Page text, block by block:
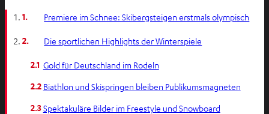
1. Premiere im Schnee: Skibergsteigen erstmals olympisch
2. Die sportlichen Highlights der Winterspiele
2.1 Gold für Deutschland im Rodeln
2.2 Biathlon und Skispringen bleiben Publikumsmagneten
2.3Spektakuläre Bilder im Freestyle und Snowboard